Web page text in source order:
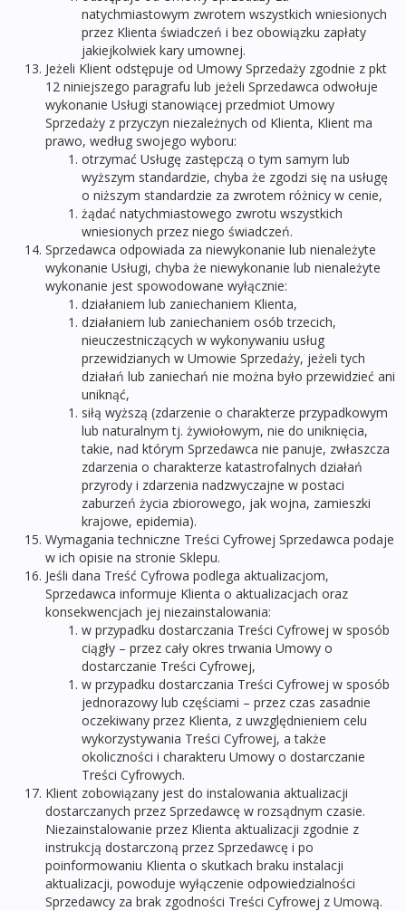
natychmiastowym zwrotem wszystkich wniesionych
przez Klienta świadczeń i bez obowiązku zapłaty
jakiejkolwiek kary umownej.
Jeżeli Klient odstępuje od Umowy Sprzedaży zgodnie z pkt
12 niniejszego paragrafu lub jeżeli Sprzedawca odwołuje
wykonanie Usługi stanowiącej przedmiot Umowy
Sprzedaży z przyczyn niezależnych od Klienta, Klient ma
prawo, według swojego wyboru:
otrzymać Usługę zastępczą o tym samym lub
wyższym standardzie, chyba że zgodzi się na usługę
o niższym standardzie za zwrotem różnicy w cenie,
żądać natychmiastowego zwrotu wszystkich
wniesionych przez niego świadczeń.
Sprzedawca odpowiada za niewykonanie lub nienależyte
wykonanie Usługi, chyba że niewykonanie lub nienależyte
wykonanie jest spowodowane wyłącznie:
działaniem lub zaniechaniem Klienta,
działaniem lub zaniechaniem osób trzecich,
nieuczestniczących w wykonywaniu usług
przewidzianych w Umowie Sprzedaży, jeżeli tych
działań lub zaniechań nie można było przewidzieć ani
uniknąć,
siłą wyższą (zdarzenie o charakterze przypadkowym
lub naturalnym tj. żywiołowym, nie do uniknięcia,
takie, nad którym Sprzedawca nie panuje, zwłaszcza
zdarzenia o charakterze katastrofalnych działań
przyrody i zdarzenia nadzwyczajne w postaci
zaburzeń życia zbiorowego, jak wojna, zamieszki
krajowe, epidemia).
Wymagania techniczne Treści Cyfrowej Sprzedawca podaje
w ich opisie na stronie Sklepu.
Jeśli dana Treść Cyfrowa podlega aktualizacjom,
Sprzedawca informuje Klienta o aktualizacjach oraz
konsekwencjach jej niezainstalowania:
w przypadku dostarczania Treści Cyfrowej w sposób
ciągły – przez cały okres trwania Umowy o
dostarczanie Treści Cyfrowej,
w przypadku dostarczania Treści Cyfrowej w sposób
jednorazowy lub częściami – przez czas zasadnie
oczekiwany przez Klienta, z uwzględnieniem celu
wykorzystywania Treści Cyfrowej, a także
okoliczności i charakteru Umowy o dostarczanie
Treści Cyfrowych.
Klient zobowiązany jest do instalowania aktualizacji
dostarczanych przez Sprzedawcę w rozsądnym czasie.
Niezainstalowanie przez Klienta aktualizacji zgodnie z
instrukcją dostarczoną przez Sprzedawcę i po
poinformowaniu Klienta o skutkach braku instalacji
aktualizacji, powoduje wyłączenie odpowiedzialności
Sprzedawcy za brak zgodności Treści Cyfrowej z Umową.